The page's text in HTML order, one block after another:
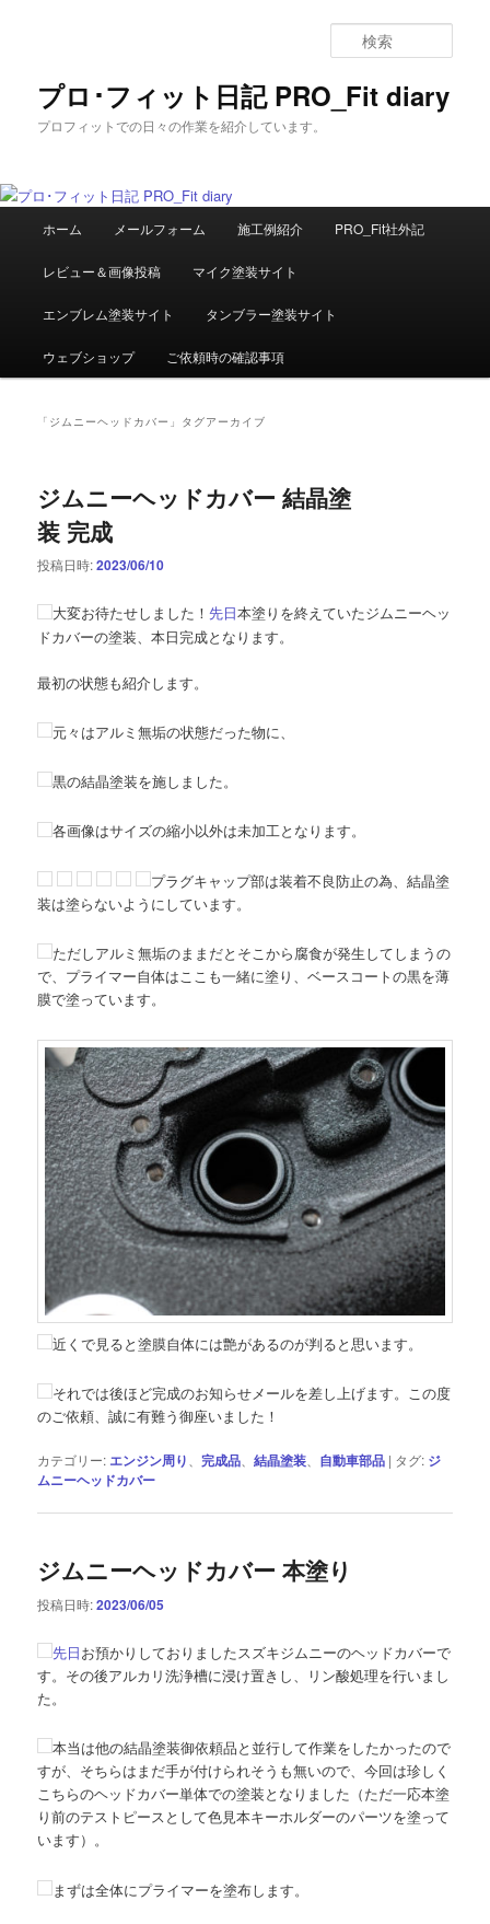
へ
移
プロ･フィット日記 PRO_Fit diary
プロフィットでの日々の作業を紹介しています。
索
ホーム メールフォーム 施工例紹介 PRO_Fit社外記
レビュー＆画像投稿 マイク塗装サイト
エンブレム塗装サイト タンブラー塗装サイト
ウェブショップ ご依頼時の確認事項
「 ジムニーヘッドカバー 」タグアーカイブ
ジムニーヘッドカバー 結晶塗
装 完成
投稿日時:2023/06/10
大変お待たせしました！先日本塗りを終えていたジムニーヘッ
ドカバーの塗装、本日完成となります。
最初の状態も紹介します。
元々はアルミ無垢の状態だった物に、
黒の結晶塗装を施しました。
各画像はサイズの縮小以外は未加工となります。
プラグキャップ部は装着不良防止の為、結晶塗
装は塗らないようにしています。
ただしアルミ無垢のままだとそこから腐食が発生してしまうの
で、プライマー自体はここも一緒に塗り、ベースコートの黒を薄
膜で塗っています。
近くで見ると塗膜自体には艶があるのが判ると思います。
それでは後ほど完成のお知らせメールを差し上げます。この度
のご依頼、誠に有難う御座いました！
カテゴリー: エンジン周り 、完成品 、結晶塗装 自動車部品 | タグ: ジ
ムニーヘッドカバー
ジムニーヘッドカバー 本塗り
投稿日時:2023/06/05
先日お預かりしておりましたスズキジムニーのヘッドカバーで
す。その後アルカリ洗浄槽に浸け置きし、リン酸処理を行いまし
た。
本当は他の結晶塗装御依頼品と並行して作業をしたかったので
すが、そちらはまだ手が付けられそうも無いので、今回は珍しく
こちらのヘッドカバー単体での塗装となりました（ただ一応本塗
り前のテストピースとして色見本キーホルダーのパーツを塗って
います）。
まずは全体にプライマーを塗布します。